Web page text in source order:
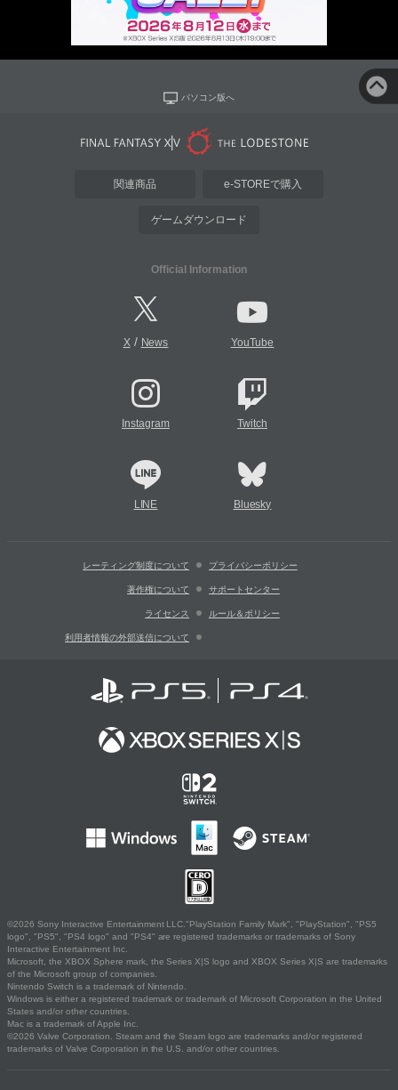
パソコン版へ
関連商品 e-STOREで購入
ゲームダウンロード
Official Information
X/ News YouTube
Instagram Twitch
LINE Bluesky
レーティング制度について プライバシーポリシー
著作権について サポートセンター
ライセンス ルール＆ポリシー
利用者情報の外部送信について
©2026 Sony Interactive Entertainment LLC."PlayStation Family Mark", "PlayStation", "PS5
logo", "PS5", "PS4 logo" and "PS4" are registered trademarks or trademarks of Sony
Interactive Entertainment Inc.
Microsoft, the XBOX Sphere mark, the Series X|S logo and XBOX Series X|S are trademarks
of the Microsoft group of companies.
Nintendo Switch is a trademark of Nintendo.
Windows is either a registered trademark or trademark of Microsoft Corporation in the United
States and/or other countries.
Mac is a trademark of Apple Inc.
©2026 Valve Corporation. Steam and the Steam logo are trademarks and/or registered
trademarks of Valve Corporation in the U.S. and/or other countries.